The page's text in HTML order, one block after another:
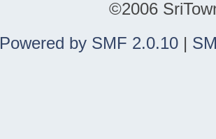
©2006
Powered by SMF 2.0.10|